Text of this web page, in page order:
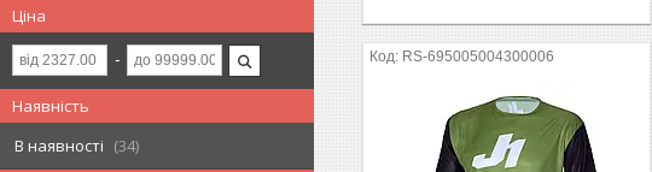
Ціна
Наявність
В наявності
34
RS-695005004300006